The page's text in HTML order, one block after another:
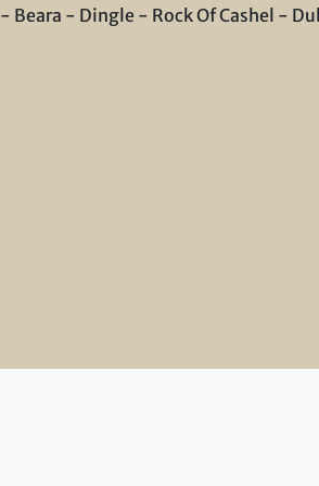
- Beara - Dingle - Rock Of Cashel -